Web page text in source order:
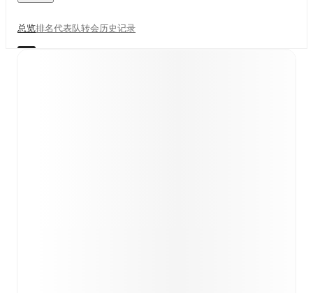
总览排名代表队转会历史记录